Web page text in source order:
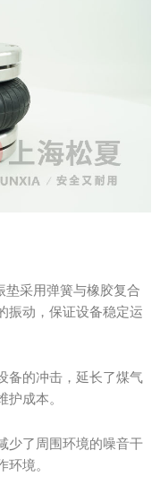
垫采用弹簧与橡胶复合
振动，保证设备稳定运
备的冲击，延长了煤气
成本。
少了周围环境的噪音干
境。